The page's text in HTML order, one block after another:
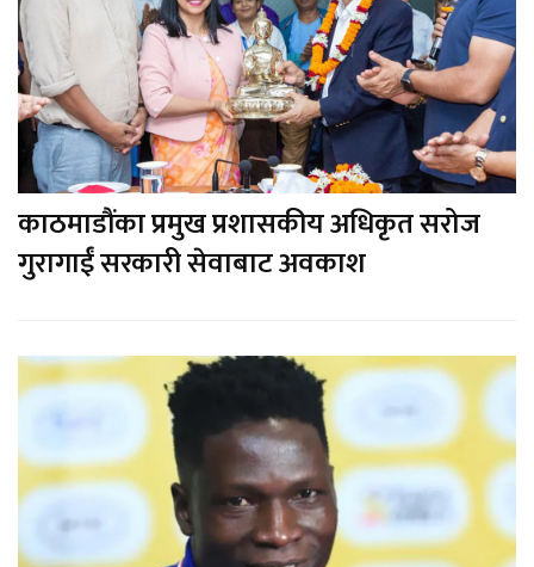
काठमाडौंका प्रमुख प्रशासकीय अधिकृत सरोज
गुरागाईं सरकारी सेवाबाट अवकाश